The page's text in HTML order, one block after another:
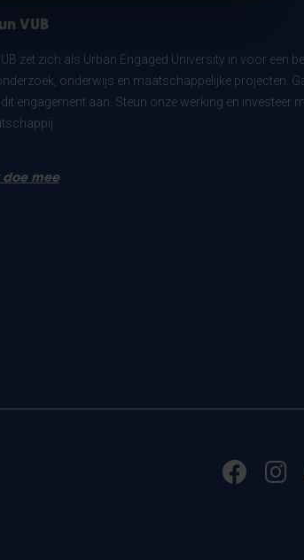
VUB
zet zich als Urban Engaged University in voor een
onderwijs en maatschappelijke projecten.
engagement aan. Steun onze werking en investeer
doe mee